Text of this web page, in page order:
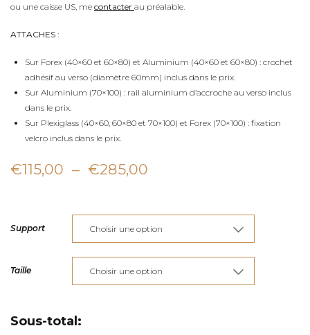
ou une caisse US, me contacter au préalable.
ATTACHES :
Sur Forex (40×60 et 60×80) et Aluminium (40×60 et 60×80) : crochet
adhésif au verso (diamètre 60mm) inclus dans le prix.
Sur Aluminium (70×100) : rail aluminium d’accroche au verso inclus
dans le prix.
Sur Plexiglass (40×60, 60×80 et 70×100) et Forex (70×100) : fixation
velcro inclus dans le prix.
€115,00 – €285,00
prix :
€115,00
à
€285,00
Support
Taille
Sous-total: